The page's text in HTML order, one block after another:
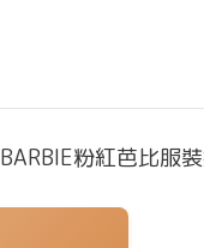
BARBIE粉紅芭比服